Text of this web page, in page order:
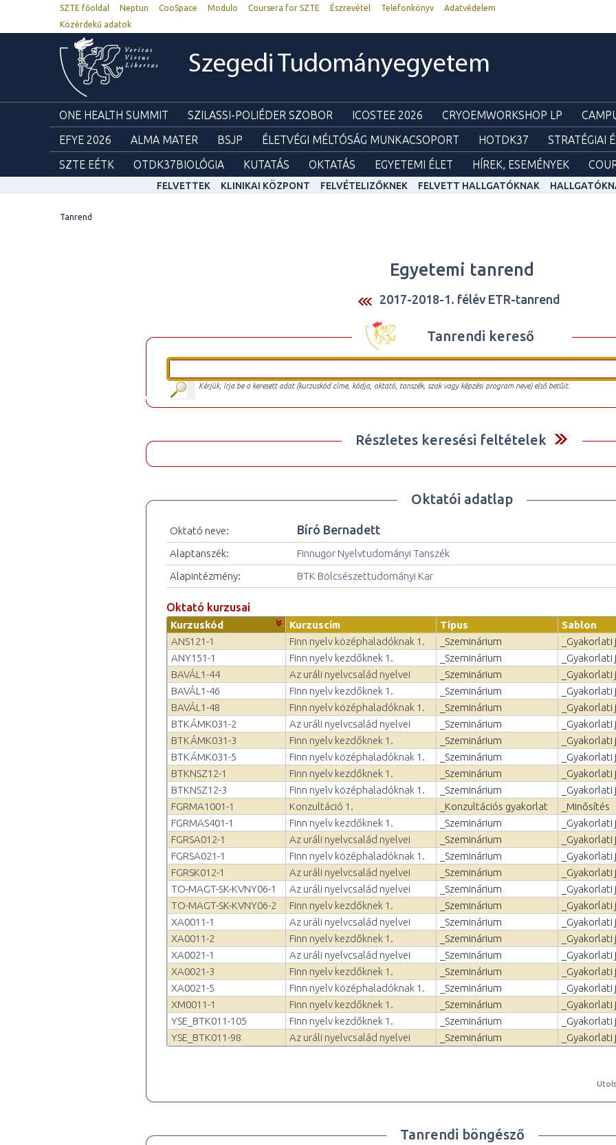
SZTE főoldal Neptun CooSpace Modulo Coursera for SZTE Észrevétel Telefonkönyv
Adatvédelem
Közérdekű adatok
Szegedi Tudományegyetem
ONE HEALTH SUMMIT SZILASSI-POLIÉDER SZOBOR ICOSTEE 2026 CRYOEMWORKSHOP LP
EFYE 2026
ALMA MATER BSJP ÉLETVÉGI MÉLTÓSÁG MUNKACSOPORT HOTDK37 STRATÉGIAI
SZTE EÉTK
OTDK37BIOLÓGIA KUTATÁS OKTATÁS EGYETEMI ÉLET HÍREK, ESEMÉNYEK
FELVETTEK KLINIKAI KÖZPONT FELVÉTELIZŐKNEK FELVETT HALLGATÓKNAK
Tanrend
Egyetemi tanrend
2017-2018-1. félév ETR-tanrend
Tanrendi kereső
Kérjük, írja be a keresett adat (kurzuskód címe, kódja, oktató, tanszék, szak vagy képzési program neve) első betűit.
Részletes keresési feltételek
Oktatói adatlap
Oktató neve: Bíró Bernadett
Alaptanszék:
Finnugor Nyelvtudományi Tanszék
Alapintézmény:
BTK Bölcsészettudományi Kar
Oktató kurzusai
Kurzuskód Kurzuscím Típus Sablon
ANS121-1
Finn nyelv középhaladóknak 1. _Szeminárium
_Gyakorlati
ANY151-1
Finn nyelv kezdőknek 1. _Szeminárium
_Gyakorlati
BAVÁL1-44
Az uráli nyelvcsalád nyelvei _Szeminárium
_Gyakorlati
BAVÁL1-46
Finn nyelv kezdőknek 1. _Szeminárium
_Gyakorlati
BAVÁL1-48
Finn nyelv középhaladóknak 1. _Szeminárium
_Gyakorlati
BTKÁMK031-2
Az uráli nyelvcsalád nyelvei _Szeminárium
_Gyakorlati
BTKÁMK031-3
Finn nyelv kezdőknek 1. _Szeminárium
_Gyakorlati
BTKÁMK031-5
Finn nyelv középhaladóknak 1. _Szeminárium
_Gyakorlati
BTKNSZ12-1
Finn nyelv kezdőknek 1. _Szeminárium
_Gyakorlati
BTKNSZ12-3
Finn nyelv középhaladóknak 1. _Szeminárium
_Gyakorlati
FGRMA1001-1
Konzultáció 1. _Konzultációs gyakorlat
_Minősítés
FGRMAS401-1
Finn nyelv kezdőknek 1. _Szeminárium
_Gyakorlati
FGRSA012-1
Az uráli nyelvcsalád nyelvei _Szeminárium
_Gyakorlati
FGRSA021-1
Finn nyelv középhaladóknak 1. _Szeminárium
_Gyakorlati
FGRSK012-1
Az uráli nyelvcsalád nyelvei _Szeminárium
_Gyakorlati
TO-MAGT-SK-KVNY06-1
Az uráli nyelvcsalád nyelvei _Szeminárium
_Gyakorlati
TO-MAGT-SK-KVNY06-2
Finn nyelv kezdőknek 1. _Szeminárium
_Gyakorlati
XA0011-1
Az uráli nyelvcsalád nyelvei _Szeminárium
_Gyakorlati
XA0011-2
Finn nyelv kezdőknek 1. _Szeminárium
_Gyakorlati
XA0021-1
Az uráli nyelvcsalád nyelvei _Szeminárium
_Gyakorlati
XA0021-3
Finn nyelv kezdőknek 1. _Szeminárium
_Gyakorlati
XA0021-5
Finn nyelv középhaladóknak 1. _Szeminárium
_Gyakorlati
XM0011-1
Finn nyelv kezdőknek 1. _Szeminárium
_Gyakorlati
YSE_BTK011-105
Finn nyelv kezdőknek 1. _Szeminárium
_Gyakorlati
YSE_BTK011-98
Az uráli nyelvcsalád nyelvei _Szeminárium _Gyakorlati
Tanrendi böngésző